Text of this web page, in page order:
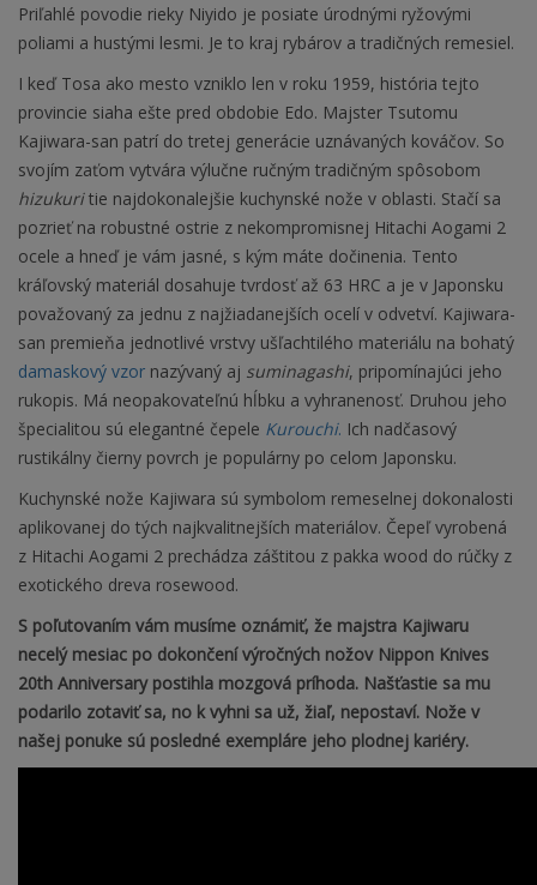
Priľahlé povodie rieky Niyido je posiate úrodnými ryžovými
poliami a hustými lesmi. Je to kraj rybárov a tradičných remesiel.
I keď Tosa ako mesto vzniklo len v roku 1959, história tejto
provincie siaha ešte pred obdobie Edo. Majster Tsutomu
Kajiwara-san patrí do tretej generácie uznávaných kováčov. So
svojím zaťom vytvára výlučne ručným tradičným spôsobom
hizukuritie najdokonalejšie kuchynské nože v oblasti. Stačí sa
pozrieť na robustné ostrie z nekompromisnej Hitachi Aogami 2
ocele a hneď je vám jasné, s kým máte dočinenia. Tento
kráľovský materiál dosahuje tvrdosť až 63 HRC a je v Japonsku
považovaný za jednu z najžiadanejších ocelí v odvetví. Kajiwara-
san premieňa jednotlivé vrstvy ušľachtilého materiálu na bohatý
damaskový vzor nazývaný aj suminagashi, pripomínajúci jeho
rukopis. Má neopakovateľnú hĺbku a vyhranenosť. Druhou jeho
špecialitou sú elegantné čepele Kurouchi. Ich nadčasový
rustikálny čierny povrch je populárny po celom Japonsku.
Kuchynské nože Kajiwara sú symbolom remeselnej dokonalosti
aplikovanej do tých najkvalitnejších materiálov. Čepeľ vyrobená
z Hitachi Aogami 2 prechádza záštitou z pakka wood do rúčky z
exotického dreva rosewood.
S poľutovaním vám musíme oznámiť, že majstra Kajiwaru
necelý mesiac po dokončení výročných nožov Nippon Knives
20th Anniversary postihla mozgová príhoda. Našťastie sa mu
podarilo zotaviť sa, no k vyhni sa už, žiaľ, nepostaví. Nože v
našej ponuke sú posledné exempláre jeho plodnej kariéry.